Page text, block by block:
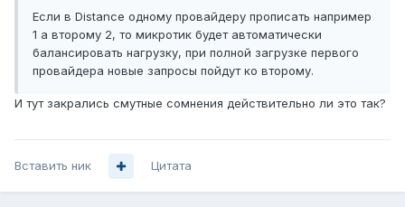
Если в Distance одному провайдеру прописать например
1 а второму 2, то микротик будет автоматически
балансировать нагрузку, при полной загрузке первого
провайдера новые запросы пойдут ко второму.
И тут закрались смутные сомнения действительно ли это так?
Вставить ник Цитата